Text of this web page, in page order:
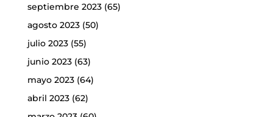
septiembre 2023(65)
agosto 2023(50)
julio 2023(55)
junio 2023(63)
mayo 2023(64)
abril 2023(62)